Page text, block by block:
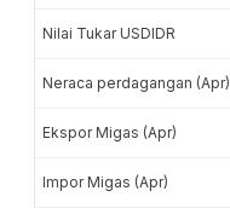
Nilai Tukar USDIDR
Neraca perdagangan (Apr)
Ekspor Migas (Apr)
Impor Migas (Apr)